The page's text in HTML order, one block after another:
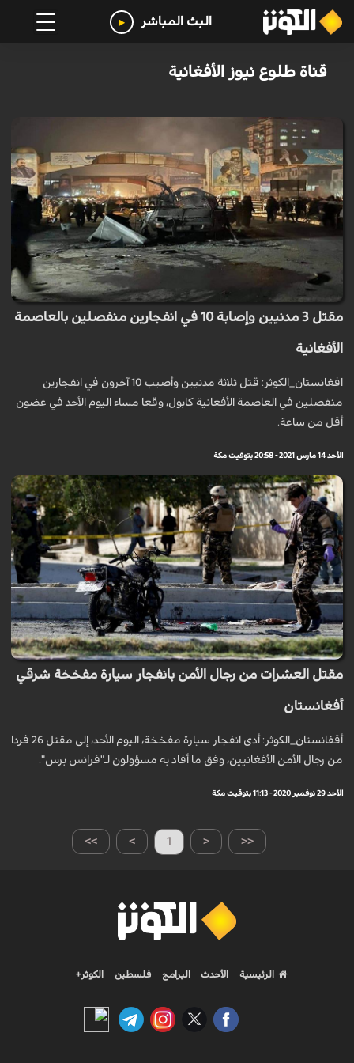
البث المباشر
قناة طلوع نيوز الأفغانية
مقتل 3 مدنيين وإصابة 10 في انفجارين منفصلين بالعاصمة
الأفغانية
افغانستان_الكوثر: قتل ثلاثة مدنيين وأصيب 10 آخرون في انفجارين
منفصلين في العاصمة الأفغانية كابول، وقعا مساء اليوم الأحد في غضون
أقل من ساعة.
الأحد 14 مارس 2021 - 20:58 بتوقيت مكة
مقتل العشرات من رجال الأمن بانفجار سيارة مفخخة شرقي
أفغانستان
أقفانستان_الكوثر: أدى انفجار سيارة مفخخة، اليوم الأحد، إلى مقتل 26 فردا
من رجال الأمن الأفغانيين، وفق ما أفاد به مسؤولون لـ"فرانس برس".
الأحد 29 نوفمبر 2020 - 11:13 بتوقيت مكة
>> > 1 < <<
الرئيسية الأحدث البرامج فلسطين الكوثر+